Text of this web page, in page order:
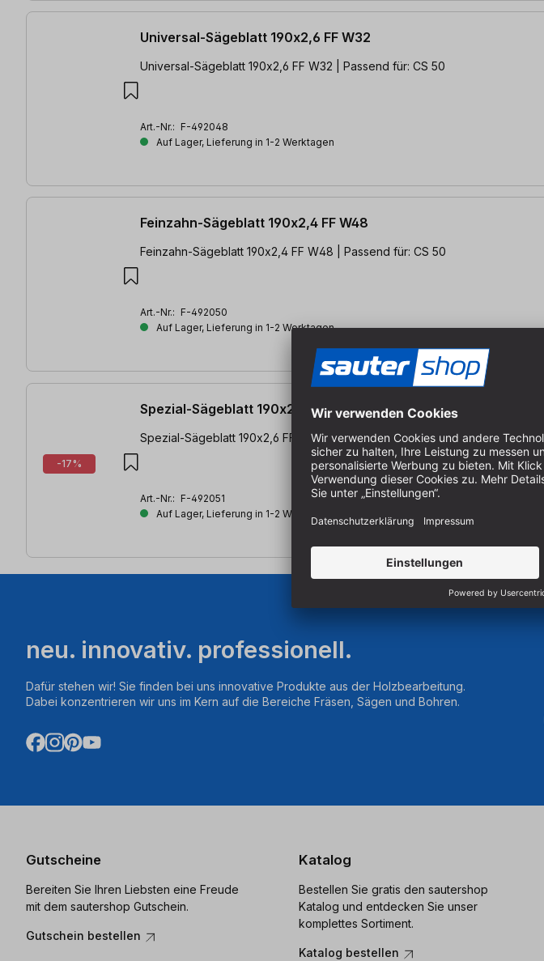
Universal-Sägeblatt 190x2,6 FF W32
Universal-Sägeblatt 190x2,6 FF W32 | Passend für: CS 50
Art.-Nr.: F-492048
Auf Lager, Lieferung in 1-2 Werktagen
Feinzahn-Sägeblatt 190x2,4 FF W48
Feinzahn-Sägeblatt 190x2,4 FF W48 | Passend für: CS 50
Art.-Nr.: F-492050
Auf Lager, Lieferung in 1-2 Werktagen
-17%
Spezial-Sägeblatt 190x2,6 FF TF58
Spezial-Sägeblatt 190x2,6 FF TF58 | Passend für: CS 50
Art.-Nr.: F-492051
Auf Lager, Lieferung in 1-2 Werktagen
neu. innovativ. professionell.
Dafür stehen wir! Sie finden bei uns innovative Produkte aus der Holzbearbeitung.
Dabei konzentrieren wir uns im Kern auf die Bereiche Fräsen, Sägen und Bohren.
Gutscheine
Bereiten Sie Ihren Liebsten eine Freude
mit dem sautershop Gutschein.
Gutschein bestellen
Katalog
Bestellen Sie gratis den sautershop
Katalog und entdecken Sie unser
komplettes Sortiment.
Katalog bestellen